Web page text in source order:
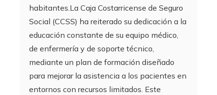
habitantes.La Caja Costarricense de Seguro
Social (CCSS) ha reiterado su dedicación a la
educación constante de su equipo médico,
de enfermería y de soporte técnico,
mediante un plan de formación diseñado
para mejorar la asistencia a los pacientes en
entornos con recursos limitados. Este